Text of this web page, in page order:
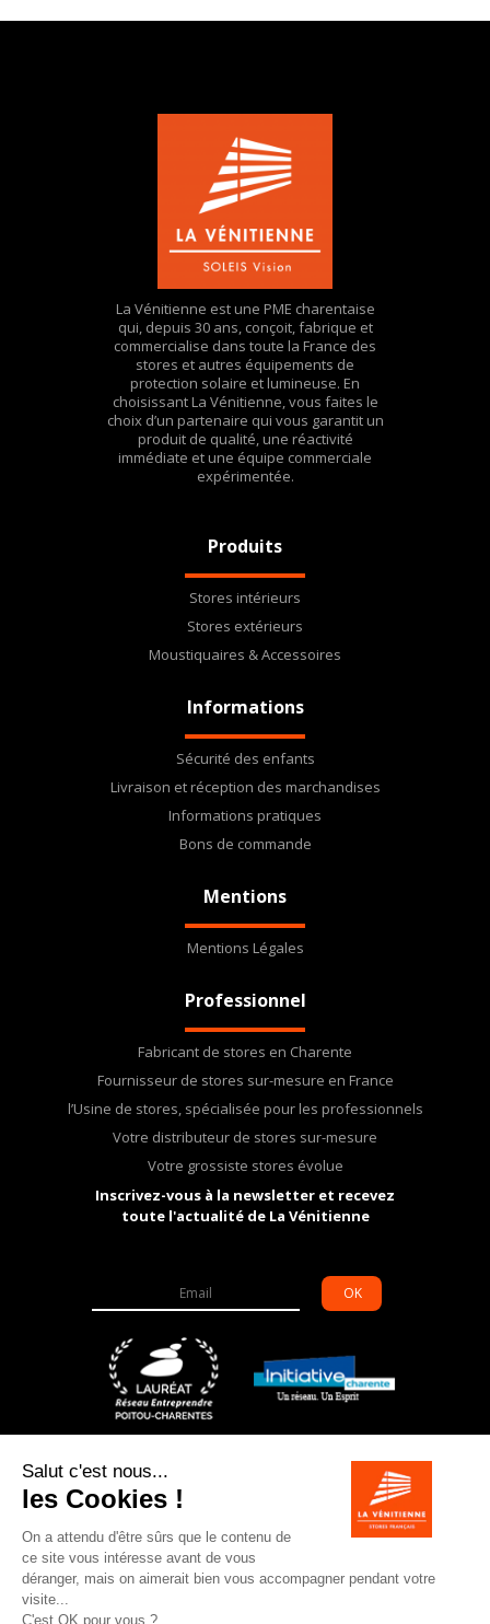
La Vénitienne est une PME charentaise
qui, depuis 30 ans, conçoit, fabrique et
commercialise dans toute la France des
stores et autres équipements de
protection solaire et lumineuse. En
choisissant La Vénitienne, vous faites le
choix d’un partenaire qui vous garantit un
produit de qualité, une réactivité
immédiate et une équipe commerciale
expérimentée.
Produits
Stores intérieurs
Stores extérieurs
Moustiquaires & Accessoires
Informations
Sécurité des enfants
Livraison et réception des marchandises
Informations pratiques
Bons de commande
Mentions
Mentions Légales
Professionnel
Fabricant de stores en Charente
Fournisseur de stores sur-mesure en France
l’Usine de stores, spécialisée pour les professionnels
Votre distributeur de stores sur-mesure
Votre grossiste stores évolue
Inscrivez-vous à la newsletter et recevez
toute l'actualité de La Vénitienne
OK
6 allée des grands champs – ZI de Souillac